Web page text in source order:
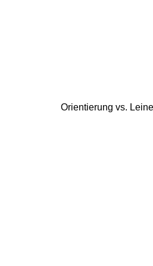
Orientierung vs.